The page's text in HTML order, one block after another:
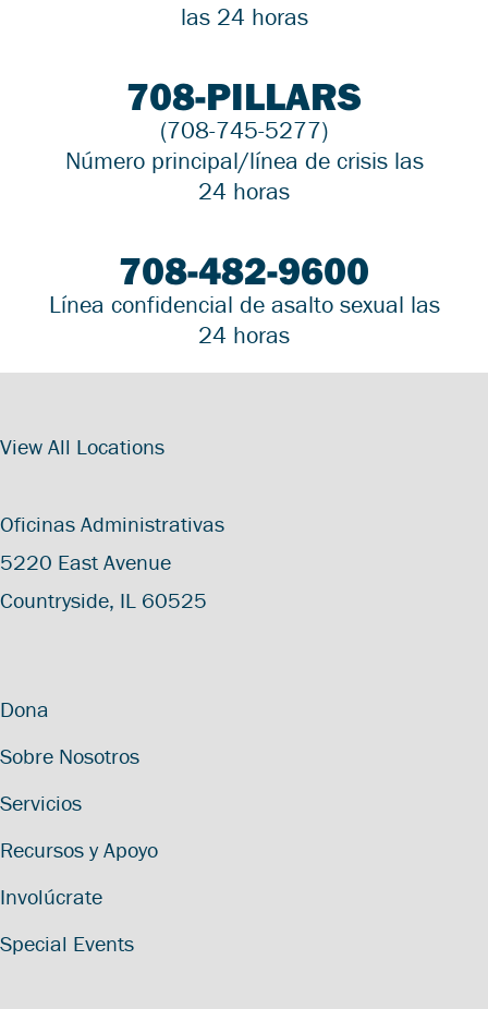
las 24 horas
708-PILLARS
(708-745-5277)
Número principal/línea de crisis las
24 horas
708-482-9600
Línea confidencial de asalto sexual las
24 horas
View All Locations
Oficinas Administrativas
5220 East Avenue
Countryside, IL 60525
Dona
Sobre Nosotros
Servicios
Recursos y Apoyo
Involúcrate
Special Events